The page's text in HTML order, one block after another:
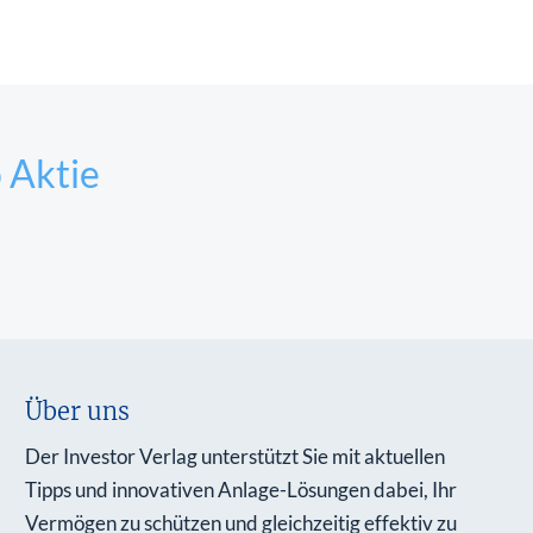
Aktie
Über uns
Der Investor Verlag unterstützt Sie mit aktuellen
Tipps und innovativen Anlage-Lösungen dabei, Ihr
Vermögen zu schützen und gleichzeitig effektiv zu